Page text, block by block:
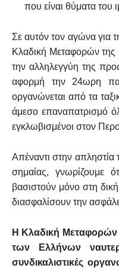
που είναι θύματα του
Σε αυτόν τον αγώνα για
Κλαδική Μεταφορών της
την αλληλεγγύη της
αφορμή την 24ωρη
οργανώνεται από τα
άμεσο επαναπατρισμό
εγκλωβισμένοι στον
Απέναντι στην
σημαίας, γνωρίζουμε
βασιστούν μόνο στη
διασφαλίσουν την
Η Κλαδική Μεταφορών
των Ελλήνων
συνδικαλιστικές